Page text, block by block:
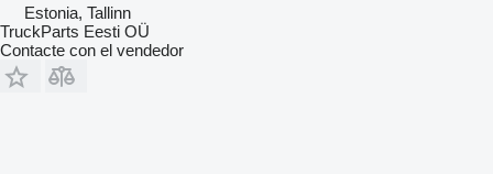
Estonia, Tallinn
TruckParts Eesti OÜ
Contacte con el vendedor